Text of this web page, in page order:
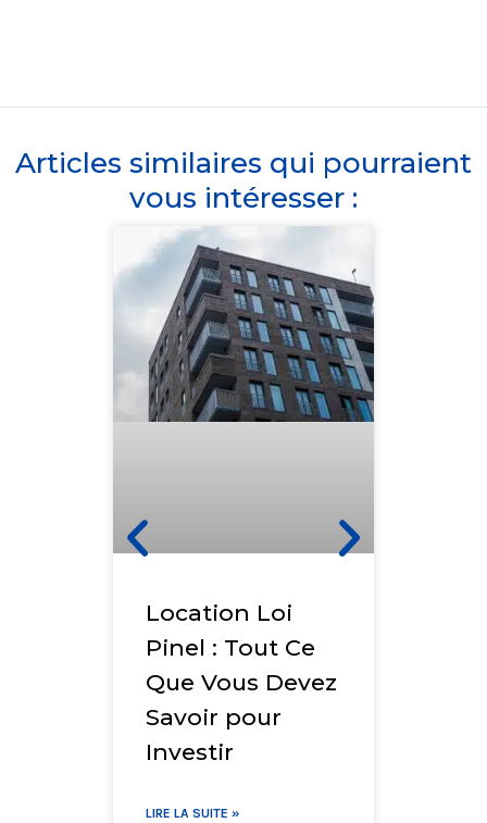
Articles similaires qui pourraient
vous intéresser :
Location Loi
Pinel : Tout Ce
Que Vous Devez
Savoir pour
Investir
LIRE LA SUITE »